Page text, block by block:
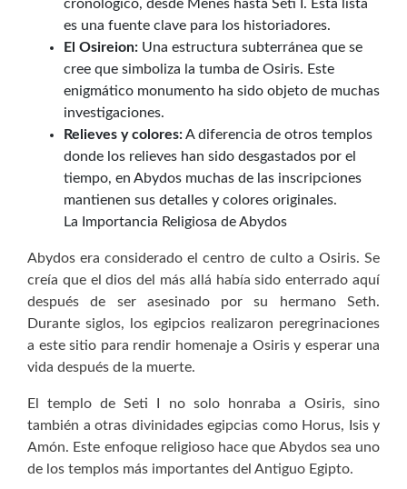
cronológico, desde Menes hasta Seti I. Esta lista
es una fuente clave para los historiadores.
El Osireion: Una estructura subterránea que se
cree que simboliza la tumba de Osiris. Este
enigmático monumento ha sido objeto de muchas
investigaciones.
Relieves y colores:A diferencia de otros templos
donde los relieves han sido desgastados por el
tiempo, en Abydos muchas de las inscripciones
mantienen sus detalles y colores originales.
La Importancia Religiosa de Abydos
Abydos era considerado el centro de culto a Osiris. Se
creía que el dios del más allá había sido enterrado aquí
después de ser asesinado por su hermano Seth.
Durante siglos, los egipcios realizaron peregrinaciones
a este sitio para rendir homenaje a Osiris y esperar una
vida después de la muerte.
El templo de Seti I no solo honraba a Osiris, sino
también a otras divinidades egipcias como Horus, Isis y
Amón. Este enfoque religioso hace que Abydos sea uno
de los templos más importantes del Antiguo Egipto.